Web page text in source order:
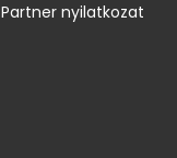
Partner nyilatkozat